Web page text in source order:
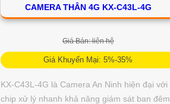
CAMERA THÂN 4G KX-C43L-4G
Giá Bán: liên hệ
Giá Khuyến Mại: 5%-35%
KX-C43L-4G là Camera An Ninh hiện đại với
chip xử lý nhanh khả năng giám sát ban đêm